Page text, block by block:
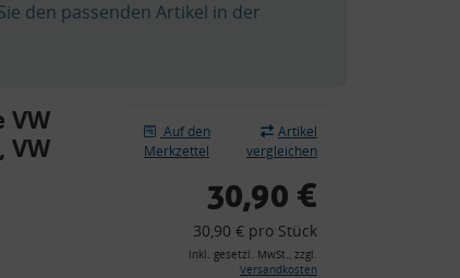
den passenden Artikel in der
VW
VW
Auf den
Merkzettel
Artikel
vergleichen
30,90 €
30,90 € pro Stück
inkl. gesetzl. MwSt., zzgl.
Versandkosten